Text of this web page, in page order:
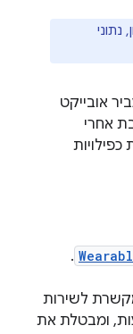
נתוני
אובייקט
אחרי
.
לשירות
ומבטלת את